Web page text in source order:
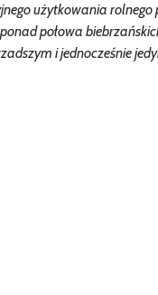
użytkowania rolnego
połowa
i jednocześnie